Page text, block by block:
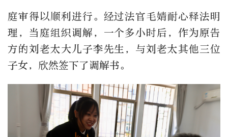
庭审得以顺利进行。经过法官毛婧耐心释法明
理，当庭组织调解，一个多小时后，作为原告
方的刘老太大儿子李先生，与刘老太其他三位
子女，欣然签下了调解书。